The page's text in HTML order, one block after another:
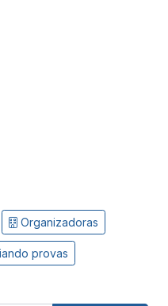
Organizadoras
provas